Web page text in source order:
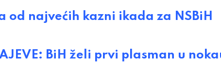
od najvećih kazni ikada za NSBiH
BiH želi prvi plasman u